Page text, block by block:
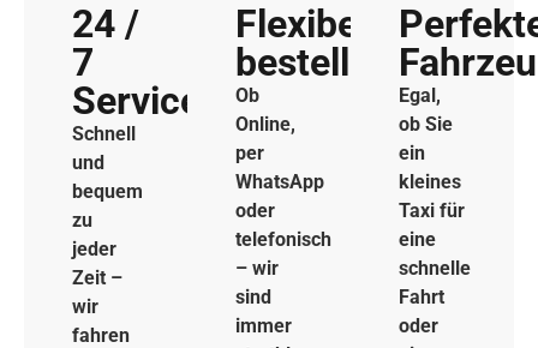
24 /
7
Service
Schnell
und
bequem
zu
jeder
Zeit –
wir
fahren
Flexibel
bestellen
Ob
Online,
per
WhatsApp
oder
telefonisch
– wir
sind
immer
Egal,
ob Sie
ein
kleines
Taxi für
eine
schnelle
Fahrt
oder